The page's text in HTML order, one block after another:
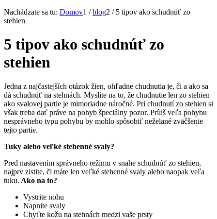
Nachádzate sa tu: Domov1 / blog2 / 5 tipov ako schudnúť zo
stehien
5 tipov ako schudnúť zo
stehien
Jedna z najčastejších otázok žien, ohľadne chudnutia je, či a ako sa
dá schudnúť na stehnách. Myslite na to, že chudnutie len zo stehien
ako svalovej partie je mimoriadne náročné. Pri chudnutí zo stehien si
však treba dať práve na pohyb špeciálny pozor. Príliš veľa pohybu
nesprávneho typu pohybu by mohlo spôsobiť neželané zväčšenie
tejto partie.
Tuky alebo veľké stehenné svaly?
Pred nastavením správneho režimu v snahe schudnúť zo stehien,
najprv zistite, či máte len veľké stehenné svaly alebo naopak veľa
tuku. Ako na to?
Vystrite nohu
Napnite svaly
Chyťte kožu na stehnách medzi vaše prsty